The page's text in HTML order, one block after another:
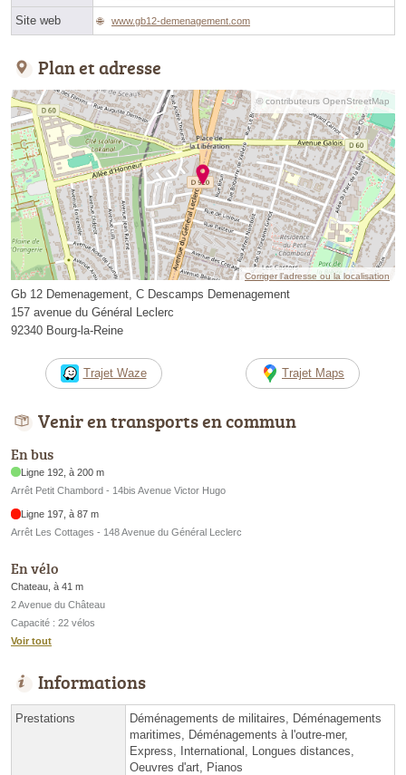
Site web www.gb12-demenagement.com
Plan et adresse
© contributeurs OpenStreetMap
Corriger l’adresse ou la localisation
Gb 12 Demenagement, C Descamps Demenagement
157 avenue du Général Leclerc
92340 Bourg-la-Reine
Trajet Waze Trajet Maps
Venir en transports en commun
En bus
Ligne 192, à 200 m
Arrêt Petit Chambord - 14bis Avenue Victor Hugo
Ligne 197, à 87 m
Arrêt Les Cottages - 148 Avenue du Général Leclerc
En vélo
Chateau, à 41 m
2 Avenue du Château
Capacité : 22 vélos
Voir tout
Informations
Prestations
Déménagements de militaires, Déménagements
maritimes, Déménagements à l'outre-mer,
Express, International, Longues distances,
Oeuvres d'art, Pianos